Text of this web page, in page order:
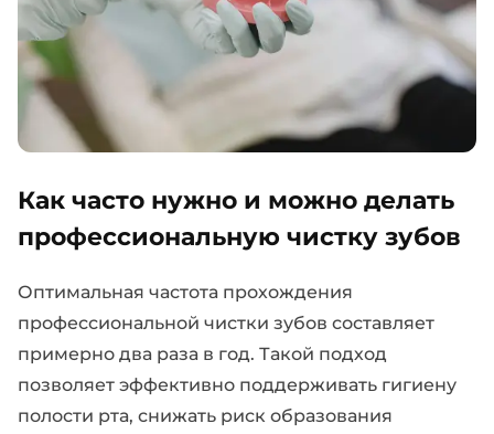
Как часто нужно и можно делать
профессиональную чистку зубов
Оптимальная частота прохождения
профессиональной чистки зубов составляет
примерно два раза в год. Такой подход
позволяет эффективно поддерживать гигиену
полости рта, снижать риск образования